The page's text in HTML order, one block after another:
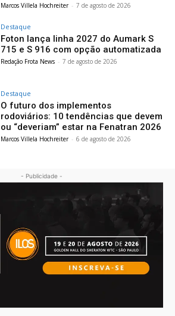
Marcos Villela Hochreiter - 7 de agosto de 2026
Destaque
Foton lança linha 2027 do Aumark S
715 e S 916 com opção automatizada
Redação Frota News - 7 de agosto de 2026
Destaque
O futuro dos implementos
rodoviários: 10 tendências que devem
ou “deveriam” estar na Fenatran 2026
Marcos Villela Hochreiter - 6 de agosto de 2026
- Publicidade -